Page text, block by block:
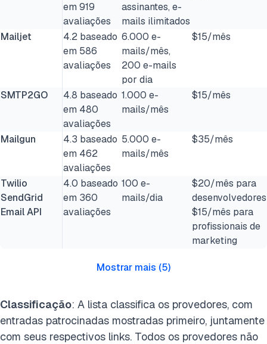
em 919
avaliações
assinantes, e-
mails ilimitados
Mailjet
4.2 baseado
em 586
avaliações
6.000 e-
mails/mês,
200 e-mails
por dia
$15/mês
SMTP2GO
4.8 baseado
em 480
avaliações
1.000 e-
mails/mês
$15/mês
Mailgun
4.3 baseado
em 462
avaliações
5.000 e-
mails/mês
$35/mês
Twilio
SendGrid
Email API
4.0 baseado
em 360
avaliações
100 e-
mails/dia
$20/mês para
desenvolvedores
$15/mês para
profissionais de
marketing
Mostrar mais (5)
Classificação: A lista classifica os provedores, com
entradas patrocinadas mostradas primeiro, juntamente
com seus respectivos links. Todos os provedores não